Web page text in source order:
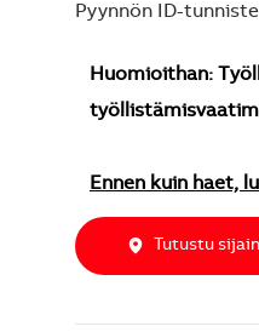
Pyynnön ID-
Huomioithan:
Ennen kuin haet,
Tutustu